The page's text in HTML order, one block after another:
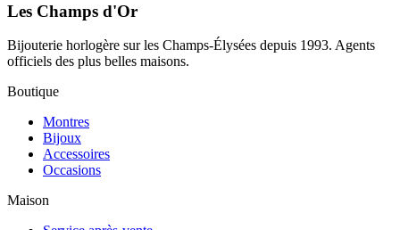
Les Champs d'Or
Bijouterie horlogère sur les Champs-Élysées depuis 1993. Agents
officiels des plus belles maisons.
Boutique
Montres
Bijoux
Accessoires
Occasions
Maison